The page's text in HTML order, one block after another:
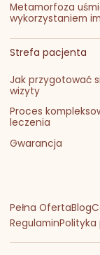
Metamorfoza
wykorzystaniem
Strefa pacjenta
Jak przygotować
wizyty
Proces
leczenia
Gwarancja
Pełna OfertaBlog
Regulamin